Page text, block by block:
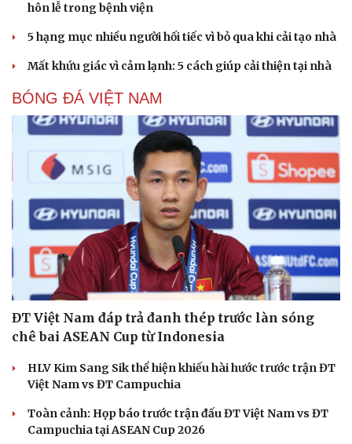
Sức khỏe
Dinh dưỡng - món ngon
Sản phụ khoa
Nhi khoa
Nam khoa
Phòng mạch online
Ăn sạch sống khỏe
Nhà đẹp
hôn lễ trong bệnh viện
5 hạng mục nhiều người hối tiếc vì bỏ qua khi cải tạo nhà
Mất khứu giác vì cảm lạnh: 5 cách giúp cải thiện tại nhà
BÓNG ĐÁ VIỆT NAM
ĐT Việt Nam đáp trả đanh thép trước làn sóng
chê bai ASEAN Cup từ Indonesia
HLV Kim Sang Sik thể hiện khiếu hài hước trước trận ĐT
Việt Nam vs ĐT Campuchia
Toàn cảnh: Họp báo trước trận đấu ĐT Việt Nam vs ĐT
Campuchia tại ASEAN Cup 2026